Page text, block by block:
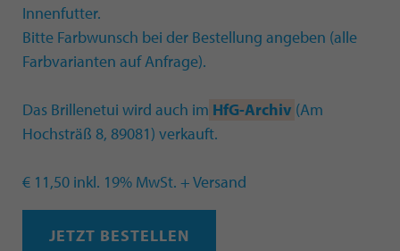
Innenfutter.
Bitte Farbwunsch bei der Bestellung angeben (alle
Farbvarianten auf Anfrage).
Das Brillenetui wird auch im HfG-Archiv (Am
Hochsträß 8, 89081) verkauft.
€ 11,50 inkl. 19% MwSt. + Versand
JETZT BESTELLEN